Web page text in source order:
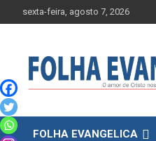
to
sexta-feira, agosto 7, 2026
FOLHA EVANGELICA